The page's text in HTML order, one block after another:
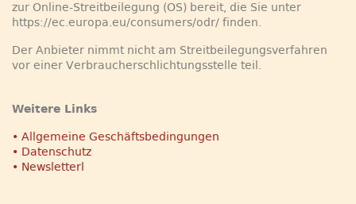
zur Online-Streitbeilegung (OS) bereit, die Sie unter
https://ec.europa.eu/consumers/odr/ finden.
Der Anbieter nimmt nicht am Streitbeilegungsverfahren
vor einer Verbraucherschlichtungsstelle teil.
Weitere Links
• Allgemeine Geschäftsbedingungen
• Datenschutz
• Newsletterl